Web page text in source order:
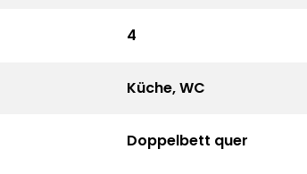
4
Küche, WC
Doppelbett quer